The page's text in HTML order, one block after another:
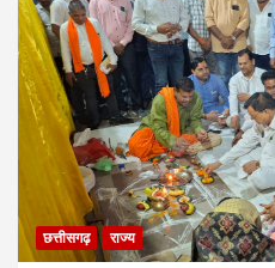
छत्तीसगढ़ राज्य